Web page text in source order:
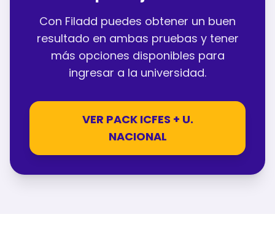
Con Filadd puedes obtener un buen
resultado en ambas pruebas y tener
más opciones disponibles para
ingresar a la universidad.
VER PACK ICFES + U.
NACIONAL